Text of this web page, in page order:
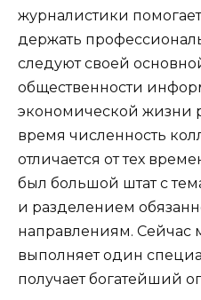
журналистики
держать
следуют своей
общественности
экономической жизни
время численность
отличается от тех
был большой штат с
и разделением
направлениям. Сейчас
выполняет один
получает богатейший